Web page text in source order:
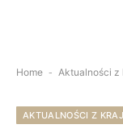
Home - Aktualności z
AKTUALNOŚCI Z